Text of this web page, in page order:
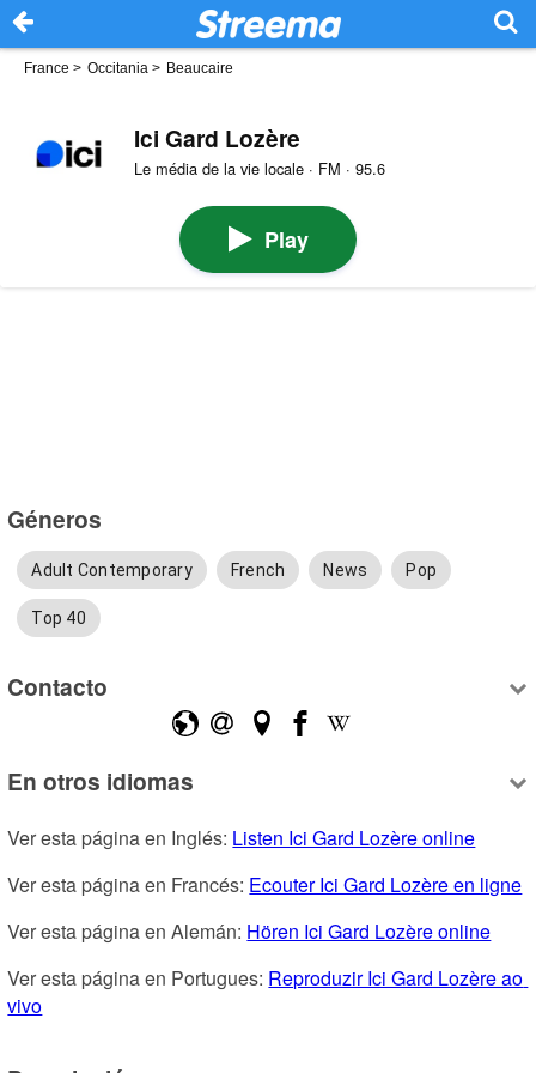
France > Occitania > Beaucaire
Ici Gard Lozère
Le média de la vie locale · FM · 95.6
Play
Géneros
Adult Contemporary French News Pop
Top 40
Contacto
En otros idiomas
Ver esta página en Inglés: Listen Ici Gard Lozère online
Ver esta página en Francés: Ecouter Ici Gard Lozère en ligne
Ver esta página en Alemán: Hören Ici Gard Lozère online
Ver esta página en Portugues: Reproduzir Ici Gard Lozère ao
vivo